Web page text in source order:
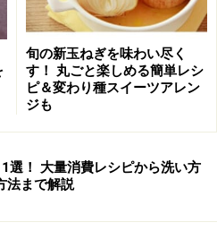
す。最新の内容をご確認くださ
て食中毒や体調不良を引き起こ
状態で、正しい方法で行い、なる
い。また、持ち運びの際は保存方
】
ピの書籍をチェック！
旬の新玉ねぎを味わい尽く
す！ 丸ごと楽しめる簡単レシ
ピ＆変わり種スイーツアレン
ジも
選！ 大量消費レシピから洗い方
法まで解説